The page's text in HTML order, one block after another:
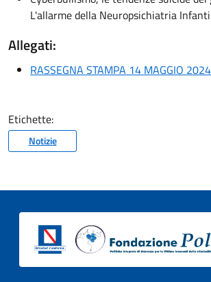
L'allarme della Neuropsichiatria
Allegati:
RASSEGNA STAMPA 14 MAGGIO
Etichette:
Notizie